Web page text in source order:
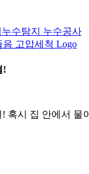
!
혹시 집 안에서 물